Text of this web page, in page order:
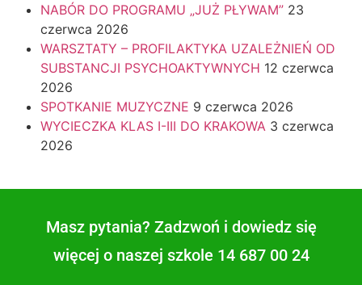
NABÓR DO PROGRAMU „JUŻ PŁYWAM” 23
czerwca 2026
WARSZTATY – PROFILAKTYKA UZALEŻNIEŃ OD
SUBSTANCJI PSYCHOAKTYWNYCH 12 czerwca
2026
SPOTKANIE MUZYCZNE 9 czerwca 2026
WYCIECZKA KLAS I-III DO KRAKOWA 3 czerwca
2026
Masz pytania? Zadzwoń i dowiedz się
więcej o naszej szkole 14 687 00 24